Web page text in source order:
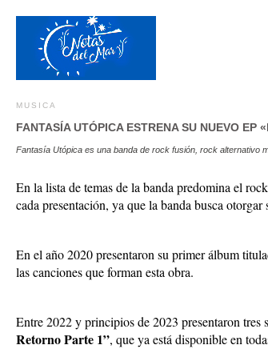
MUSICA
FANTASÍA UTÓPICA ESTRENA SU NUEVO EP
Fantasía Utópica es una banda de rock fusión, rock alternativo
En la lista de temas de la banda predomina el
cada presentación, ya que la banda busca
En el año 2020 presentaron su primer álbum
las canciones que forman esta obra.
Entre 2022 y principios de 2023 presentaron tres
Retorno Parte 1”, que ya está disponible en